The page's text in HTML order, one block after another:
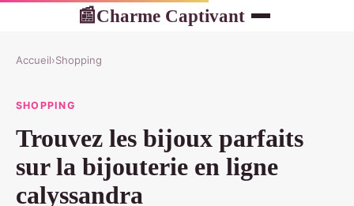
📰Charme Captivant
Accueil›Shopping
SHOPPING
Trouvez les bijoux parfaits
sur la bijouterie en ligne
calyssandra